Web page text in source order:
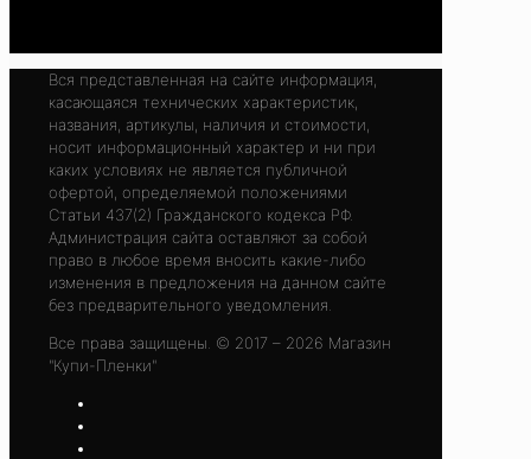
Вся представленная на сайте информация,
касающаяся технических характеристик,
названия, артикулы, наличия и стоимости,
носит информационный характер и ни при
каких условиях не является публичной
офертой, определяемой положениями
Статьи 437(2) Гражданского кодекса РФ.
Администрация сайта оставляют за собой
право в любое время вносить какие-либо
изменения в предложения на данном сайте
без предварительного уведомления.
Все права защищены. © 2017 – 2026 Магазин
"Купи-Пленки"